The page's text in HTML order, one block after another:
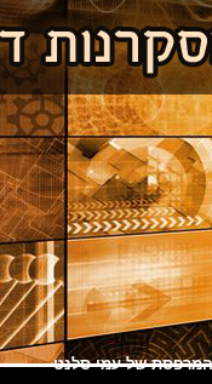
המרפסת של עמי סלנט